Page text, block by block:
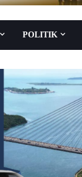
POLITIK